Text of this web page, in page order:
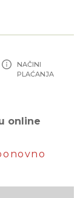
NAČINI
PLAĆANJA
online